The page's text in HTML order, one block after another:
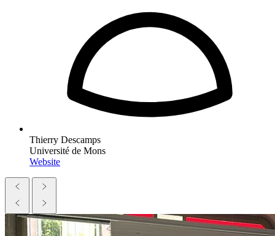
Thierry Descamps
Université de Mons
Website